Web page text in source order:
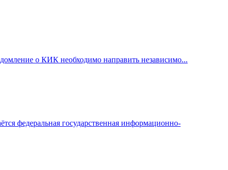
о КИК необходимо направить независимо...
федеральная государственная информационно-